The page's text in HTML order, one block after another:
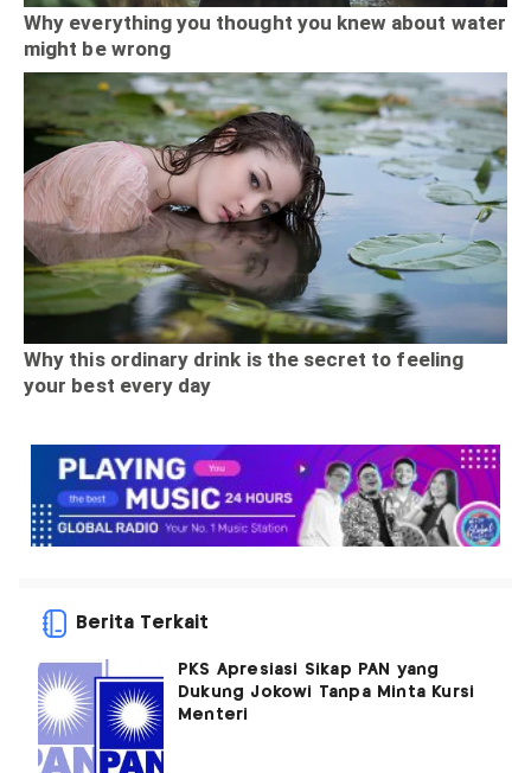
Berita Terkait
PKS Apresiasi Sikap PAN yang
Dukung Jokowi Tanpa Minta Kursi
Menteri